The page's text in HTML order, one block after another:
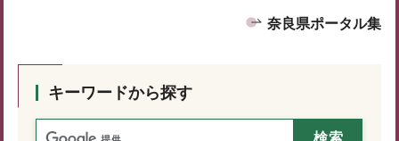
奈良県ポータル集
キーワードから探す